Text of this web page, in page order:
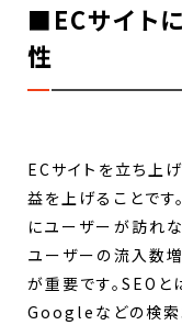
■ECサイト
性
ECサイトを立ち上
益を上げることです
にユーザーが訪れ
ユーザーの流入数
が重要です。SEOと
Googleなどの検索